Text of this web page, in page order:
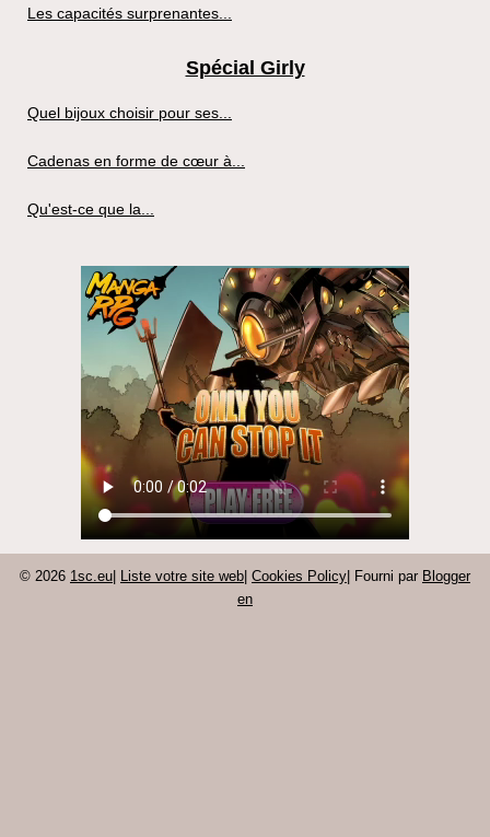
Les capacités surprenantes...
Spécial Girly
Quel bijoux choisir pour ses...
Cadenas en forme de cœur à...
Qu'est-ce que la...
© 2026 1sc.eu| Liste votre site web| Cookies Policy| Fourni par Blogger
en